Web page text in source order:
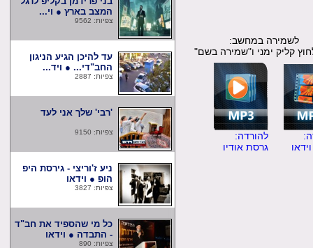
במחשב:
קליק ימני ו"שמירה בשם"
להורדה:
גרסת אודיו
המצב בארץ ● וי...
צפיות: 9562
עד להיכן הגיע הניגון
החב"די... ● ויד...
צפיות: 2887
'רבי' שלך אני לעד
צפיות: 9150
ניע ז'וריצי - גירסת היפ
הופ ● וידאו
צפיות: 3827
כל מי שהספיד את חב"ד
- התבדה ● וידאו
צפיות: 890